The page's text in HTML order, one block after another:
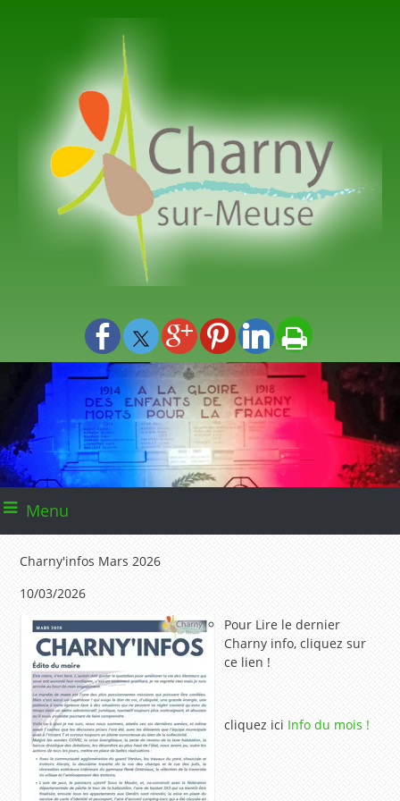
Menu
Charny'infos Mars 2026
10/03/2026
Pour Lire le dernier
Charny info, cliquez sur
ce lien !
cliquez ici Info du mois !